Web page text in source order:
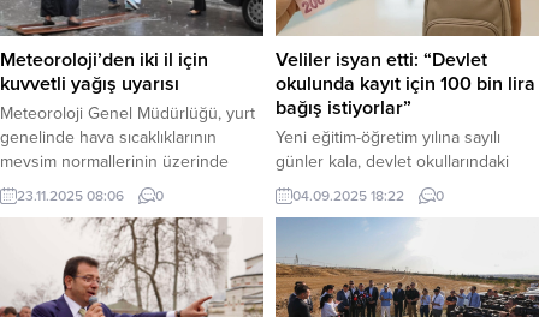
yük daha bindirilecek,” diyerek
kararın geri çekilmesini...
altyapıların hedef alınması, deniz
Meteoroloji’den iki il için
kuvvetli yağış uyarısı
Meteoroloji Genel Müdürlüğü, yurt
genelinde hava sıcaklıklarının
mevsim normallerinin üzerinde
seyretmeye devam edeceğini
duyurdu. Ancak sabah saatlerinden
itibaren Çanakkale ve Balıkesir’in
batı kıyıları için kuvvetli yağış
uyarısı yapıldı. Haber Merkezi –
Meteoroloji Genel Müdürlüğü’nden
23.11.2025 08:06 0
Veliler isyan etti: “Devlet
okulunda kayıt için 100 bin lira
bağış istiyorlar”
Yeni eğitim-öğretim yılına sayılı
günler kala, devlet okullarındaki
“zorunlu bağış” uygulaması velileri
isyan ettirdi. Milli Eğitim Bakanı’nın
açıklamasına rağmen, İstanbul,
Bursa ve Adana gibi birçok ilde
okul yönetimlerinin kayıt ve nakil
04.09.2025 18:22 0